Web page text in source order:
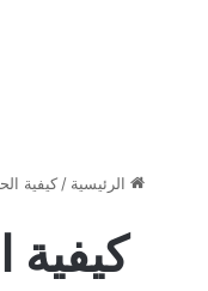
الرئيسية / كيفية